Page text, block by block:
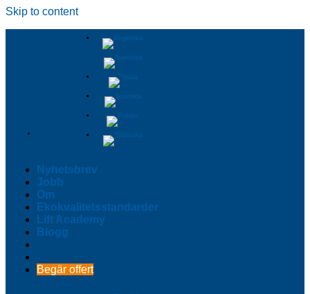
Skip to content
Nyhetsbrev
Jobb
Om
Ekokvalitetsstandarder
Lift Academy
Blogg
Begär offert